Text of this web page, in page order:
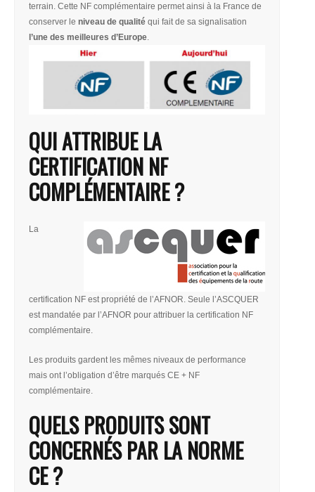
terrain. Cette NF complémentaire permet ainsi à la France de
conserver le niveau de qualité qui fait de sa signalisation
l’une des meilleures d’Europe
QUI ATTRIBUE LA
CERTIFICATION NF
COMPLÉMENTAIRE ?
La
certification NF est propriété de l’AFNOR. Seule l’ASCQUER
est mandatée par l’AFNOR pour attribuer la certification NF
complémentaire.
Les produits gardent les mêmes niveaux de performance
mais ont l’obligation d’être marqués CE + NF
complémentaire.
QUELS PRODUITS SONT
CONCERNÉS PAR LA NORME
CE ?